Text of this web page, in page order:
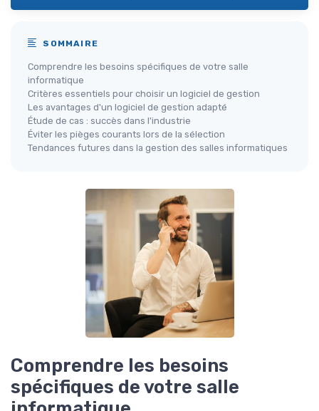
SOMMAIRE
Comprendre les besoins spécifiques de votre salle
informatique
Critères essentiels pour choisir un logiciel de gestion
Les avantages d'un logiciel de gestion adapté
Étude de cas : succès dans l'industrie
Éviter les pièges courants lors de la sélection
Tendances futures dans la gestion des salles informatiques
Comprendre les besoins
spécifiques de votre salle